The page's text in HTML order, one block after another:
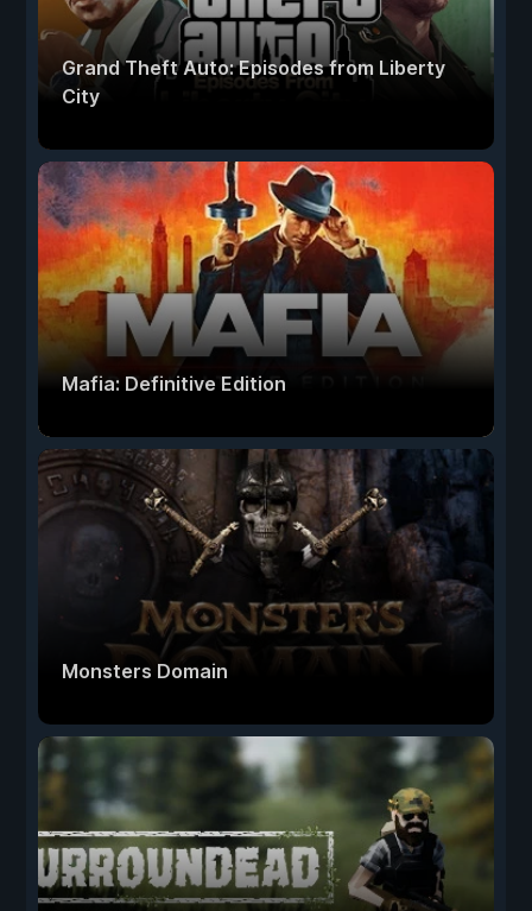
Grand Theft Auto: Episodes from Liberty
City
Mafia: Definitive Edition
Monsters Domain